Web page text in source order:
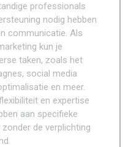
professionals
nodig hebben
communicatie. Als
kun je
taken, zoals het
social media
en meer.
en expertise
aan specifieke
de verplichting